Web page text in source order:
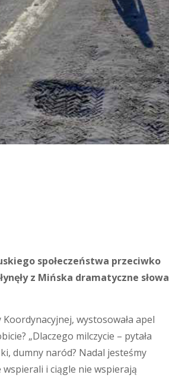
społeczeństwa przeciwko
z Mińska dramatyczne słowa
wystosowała apel
„Dlaczego milczycie – pytała
dumny naród? Nadal jesteśmy
wspierali i ciągle nie wspierają